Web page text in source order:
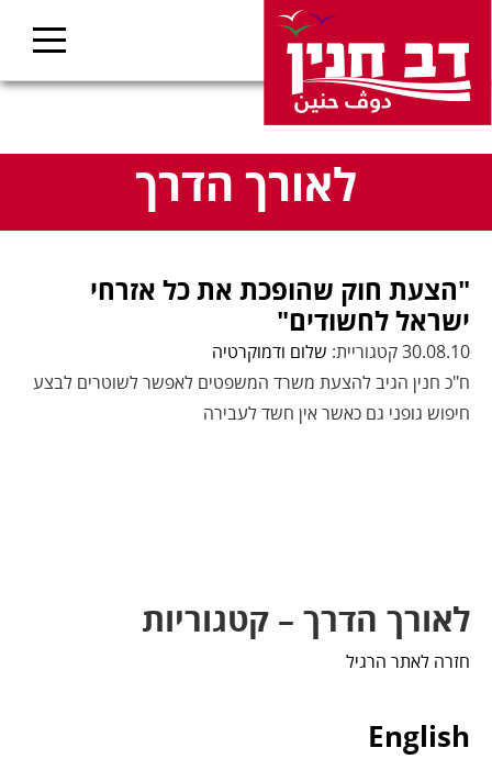
לאורך הדרך
"הצעת חוק שהופכת את כל אזרחי
ישראל לחשודים"
30.08.10 קטגוריית:
שלום ודמוקרטיה
ח"כ חנין הגיב להצעת משרד המשפטים לאפשר לשוטרים לבצע
חיפוש גופני גם כאשר אין חשד לעבירה
לאורך הדרך – קטגוריות
חזרה לאתר הרגיל
English